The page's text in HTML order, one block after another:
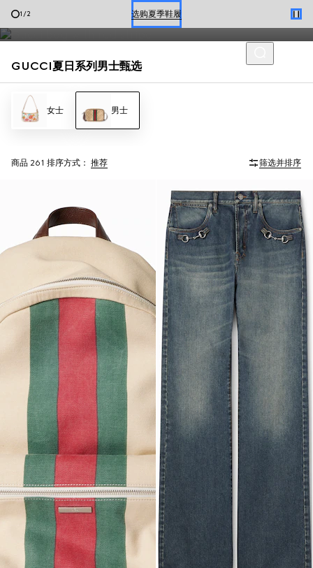
2 /2 预约
选购夏季鞋履
饰以品牌经典元素的男士乐福鞋与夏日箱包，呈现轻松随性的当季风
格。
GUCCI夏日系列男士甄选
女士 男士
商品 261 排序方式： 推荐 筛选并排序